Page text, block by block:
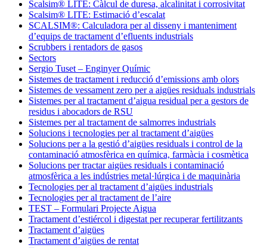
Scalsim® LITE: Càlcul de duresa, alcalinitat i corrosivitat
Scalsim® LITE: Estimació d’escalat
SCALSIM®: Calculadora per al disseny i manteniment
d’equips de tractament d’efluents industrials
Scrubbers i rentadors de gasos
Sectors
Sergio Tuset – Enginyer Químic
Sistemes de tractament i reducció d’emissions amb olors
Sistemes de vessament zero per a aigües residuals industrials
Sistemes per al tractament d’aigua residual per a gestors de
residus i abocadors de RSU
Sistemes per al tractament de salmorres industrials
Solucions i tecnologies per al tractament d’aigües
Solucions per a la gestió d’aigües residuals i control de la
contaminació atmosfèrica en química, farmàcia i cosmètica
Solucions per tractar aigües residuals i contaminació
atmosfèrica a les indústries metal·lúrgica i de maquinària
Tecnologies per al tractament d’aigües industrials
Tecnologies per al tractament de l’aire
TEST – Formulari Projecte Aigua
Tractament d’estiércol i digestat per recuperar fertilitzants
Tractament d’aigües
Tractament d’aigües de rentat